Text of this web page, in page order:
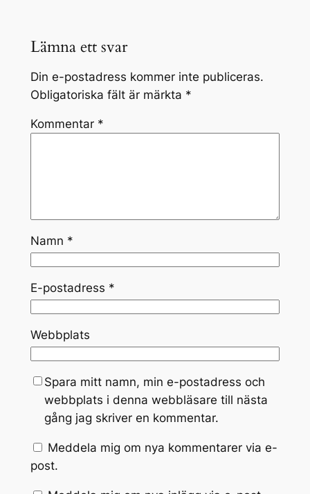
Lämna ett svar
Din e-postadress kommer inte publiceras.
Obligatoriska fält är märkta *
Kommentar *
Namn *
E-postadress *
Webbplats
Spara mitt namn, min e-postadress och
webbplats i denna webbläsare till nästa
gång jag skriver en kommentar.
Meddela mig om nya kommentarer via e-
post.